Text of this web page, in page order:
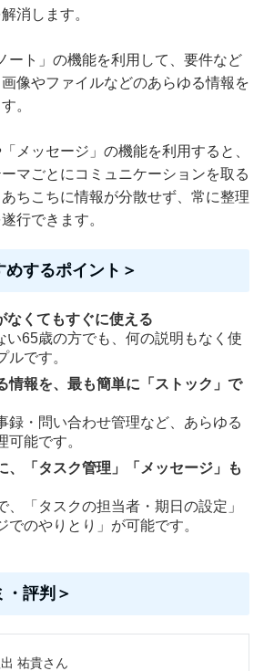
消します。
ート」の機能を利用して、要件など
像やファイルなどのあらゆる情報を
。
メッセージ」の機能を利用すると、
マごとにコミュニケーションを取る
ちこちに情報が分散せず、常に整理
行できます。
するポイント＞
なくてもすぐに使える
い65歳の方でも、何の説明もなく使
ルです。
情報を、最も簡単に「ストック」で
録・問い合わせ管理など、あらゆる
可能です。
、「タスク管理」「メッセージ」も
、「タスクの担当者・期日の設定」
でのやりとり」が可能です。
・評判＞
祐貴さん